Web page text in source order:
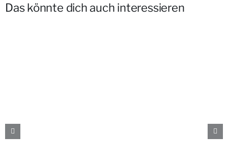
Das könnte dich auch interessieren